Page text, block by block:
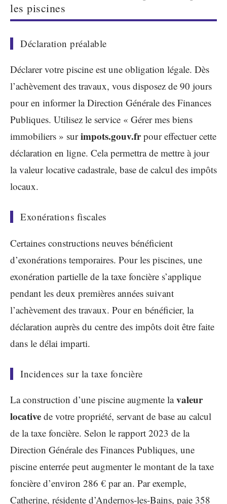
les piscines
Déclaration préalable
Déclarer votre piscine est une obligation légale. Dès
l’achèvement des travaux, vous disposez de 90 jours
pour en informer la Direction Générale des Finances
Publiques. Utilisez le service « Gérer mes biens
immobiliers » surimpots.gouv.frpour effectuer cette
déclaration en ligne. Cela permettra de mettre à jour
la valeur locative cadastrale, base de calcul des impôts
locaux.
Exonérations fiscales
Certaines constructions neuves bénéficient
d’exonérations temporaires. Pour les piscines, une
exonération partielle de la taxe foncière s’applique
pendant les deux premières années suivant
l’achèvement des travaux. Pour en bénéficier, la
déclaration auprès du centre des impôts doit être faite
dans le délai imparti.
Incidences sur la taxe foncière
La construction d’une piscine augmente lavaleur
locative de votre propriété, servant de base au calcul
de la taxe foncière. Selon le rapport 2023 de la
Direction Générale des Finances Publiques, une
piscine enterrée peut augmenter le montant de la taxe
foncière d’environ 286 € par an. Par exemple,
Catherine, résidente d’Andernos-les-Bains, paie 358